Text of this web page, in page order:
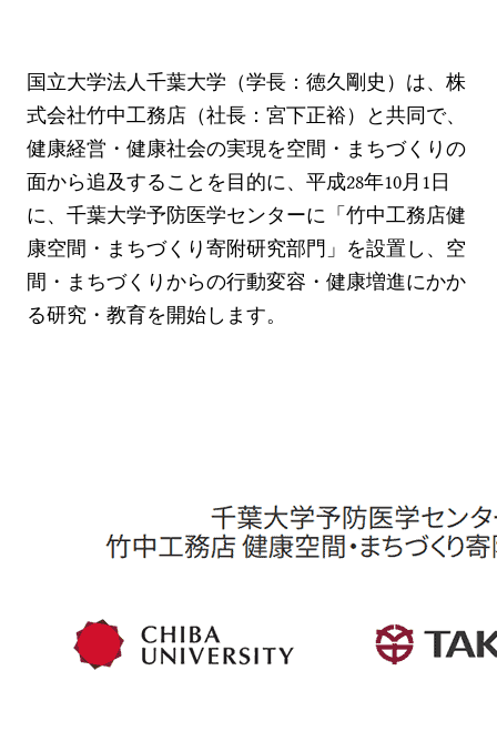
国⽴⼤学法⼈千葉⼤学（学⻑：徳久剛史）は、株
式会社⽵中⼯務店（社⻑：宮下正裕）と共同で、
健康経営・健康社会の実現を空間・まちづくりの
⾯から追及することを⽬的に、平成28年10月1日
に、千葉⼤学予防医学センターに「⽵中⼯務店健
康空間・まちづくり寄附研究部⾨」を設置し、空
間・まちづくりからの行動変容・健康増進にかか
る研究・教育を開始します。